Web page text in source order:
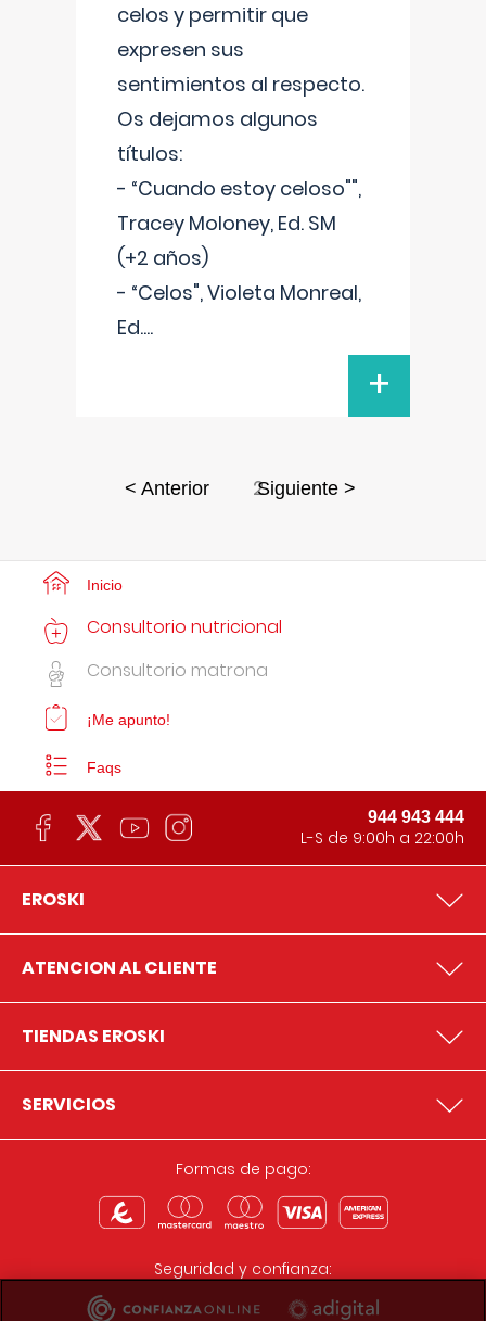
celos y permitir que
expresen sus
sentimientos al respecto.
Os dejamos algunos
títulos:
- “Cuando estoy celoso"",
Tracey Moloney, Ed. SM
(+2 años)
- “Celos", Violeta Monreal,
Ed....
+
< Anterior 2Siguiente >
Inicio
Consultorio nutricional
Consultorio matrona
¡Me apunto!
Faqs
944 943 444
L-S de 9:00h a 22:00h
EROSKI
ATENCION AL CLIENTE
TIENDAS EROSKI
SERVICIOS
Formas de pago:
Seguridad y confianza: